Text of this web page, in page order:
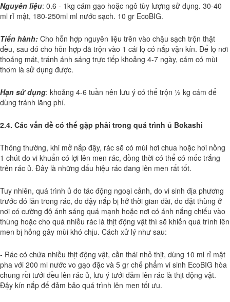
Nguyên liệu: 0.6 - 1kg cám gạo hoặc ngô tùy lượng sử dụng. 30-40
ml rỉ mật, 180-250ml ml nước sạch. 10 gr EcoBIG.
Tiến hành: Cho hỗn hợp nguyên liệu trên vào chậu sạch trộn thật
đều, sau đó cho hỗn hợp đã trộn vào 1 cái lọ có nắp vặn kín. Để lọ nơi
thoáng mát, tránh ánh sáng trực tiếp khoảng 4-7 ngày, cám có mùi
thơm là sử dụng được.
Hạn sử dụng: khoảng 4-6 tuần nên lưu ý có thể trộn ½ kg cám để
dùng tránh lãng phí.
2.4. Các vấn đề có thể gặp phải trong quá trình ủ Bokashi
Thông thường, khi mở nắp đậy, rác sẽ có mùi hơi chua hoặc hơi nồng
1 chút do vi khuẩn có lợi lên men rác, đồng thời có thể có mốc trắng
trên rác ủ. Đây là những dấu hiệu rác đang lên men rất tốt.
Tuy nhiên, quá trình ủ do tác động ngoại cảnh, do vi sinh địa phương
trước đó lẫn trong rác, do đậy nắp bị hở thời gian dài, do đặt thùng ở
nơi có cường độ ánh sáng quá mạnh hoặc nơi có ánh nắng chiếu vào
thùng hoặc cho quá nhiều rác là thịt động vật thì sẽ khiến quá trình lên
men bị hỏng gây mùi khó chịu. Cách xử lý như sau:
- Rác có chứa nhiều thịt động vật, cần thái nhỏ thịt, dùng 10 ml rỉ mật
pha với 200 ml nước vo gạo đặc và 5 gr chế phẩm vi sinh EcoBIG hòa
chung rồi tưới đều lên rác ủ, lưu ý tưới đẫm lên rác là thịt động vật.
Đậy kín nắp để đảm bảo quá trình lên men tối ưu.